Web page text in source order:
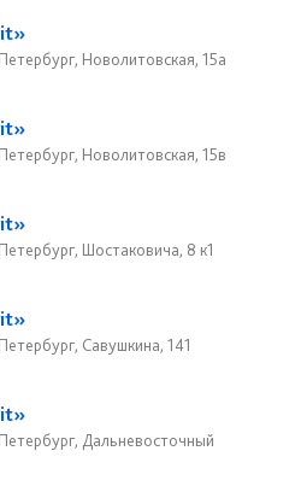
Новолитовская, 15а
Новолитовская, 15в
Шостаковича, 8 к1
Савушкина, 141
Дальневосточный